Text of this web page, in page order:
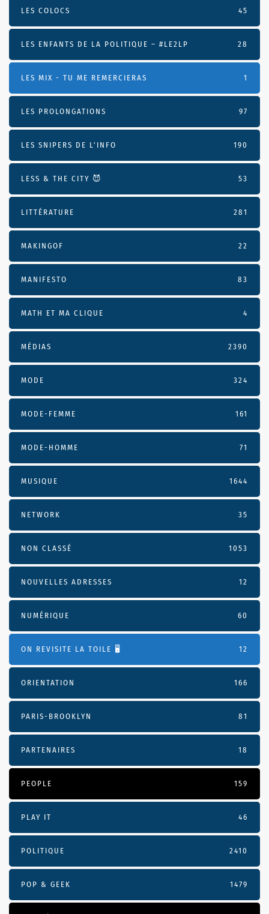
LES COLOCS 45
LES ENFANTS DE LA POLITIQUE – #LE2LP 28
LES MIX - TU ME REMERCIERAS 1
LES PROLONGATIONS 97
LES SNIPERS DE L’INFO 190
LESS & THE CITY 😈 53
LITTÉRATURE 281
MAKINGOF 22
MANIFESTO 83
MATH ET MA CLIQUE 4
MÉDIAS 2390
MODE 324
MODE-FEMME 161
MODE-HOMME 71
MUSIQUE 1644
NETWORK 35
NON CLASSÉ 1053
NOUVELLES ADRESSES 12
NUMÉRIQUE 60
ON REVISITE LA TOILE 🖥️ 12
ORIENTATION 166
PARIS-BROOKLYN 81
PARTENAIRES 18
PEOPLE 159
PLAY IT 46
POLITIQUE 2410
POP & GEEK 1479